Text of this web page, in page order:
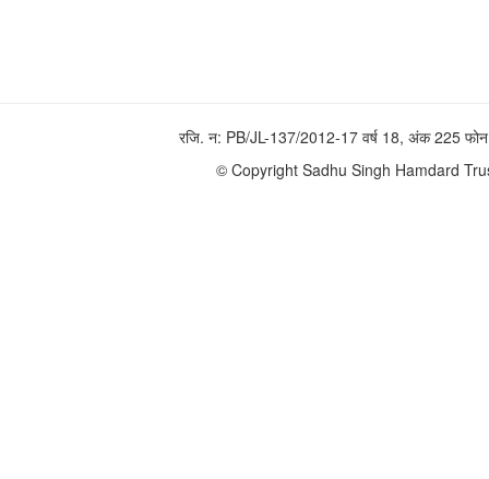
रजि. न: PB/JL-137/2012-17 वर्ष 18, अंक 225
© Copyright Sadhu Singh Hamdard